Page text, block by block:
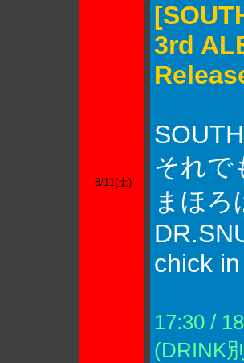
8/11(土)
3rd
それで
まほろ
chick
17:30 /
(DRINK